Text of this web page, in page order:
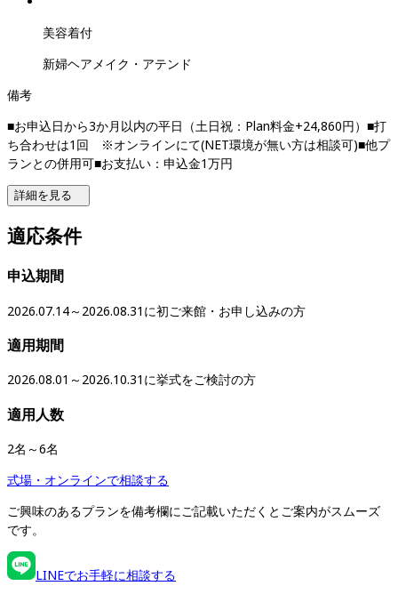
美容着付
新婦ヘアメイク・アテンド
備考
■お申込日から3か月以内の平日（土日祝：Plan料金+24,860円）■打
ち合わせは1回　※オンラインにて(NET環境が無い方は相談可)■他プ
ランとの併用可■お支払い：申込金1万円
詳細を見る
適応条件
申込期間
2026.07.14～2026.08.31に初ご来館・お申し込みの方
適用期間
2026.08.01～2026.10.31に挙式をご検討の方
適用人数
2名～6名
式場・オンラインで相談する
ご興味のあるプランを備考欄にご記載いただくとご案内がスムーズ
です。
LINEでお手軽に相談する